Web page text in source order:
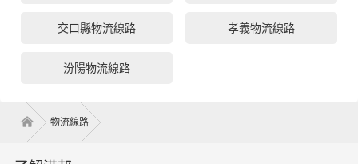
交口縣物流線路 孝義物流線路
汾陽物流線路
物流線路